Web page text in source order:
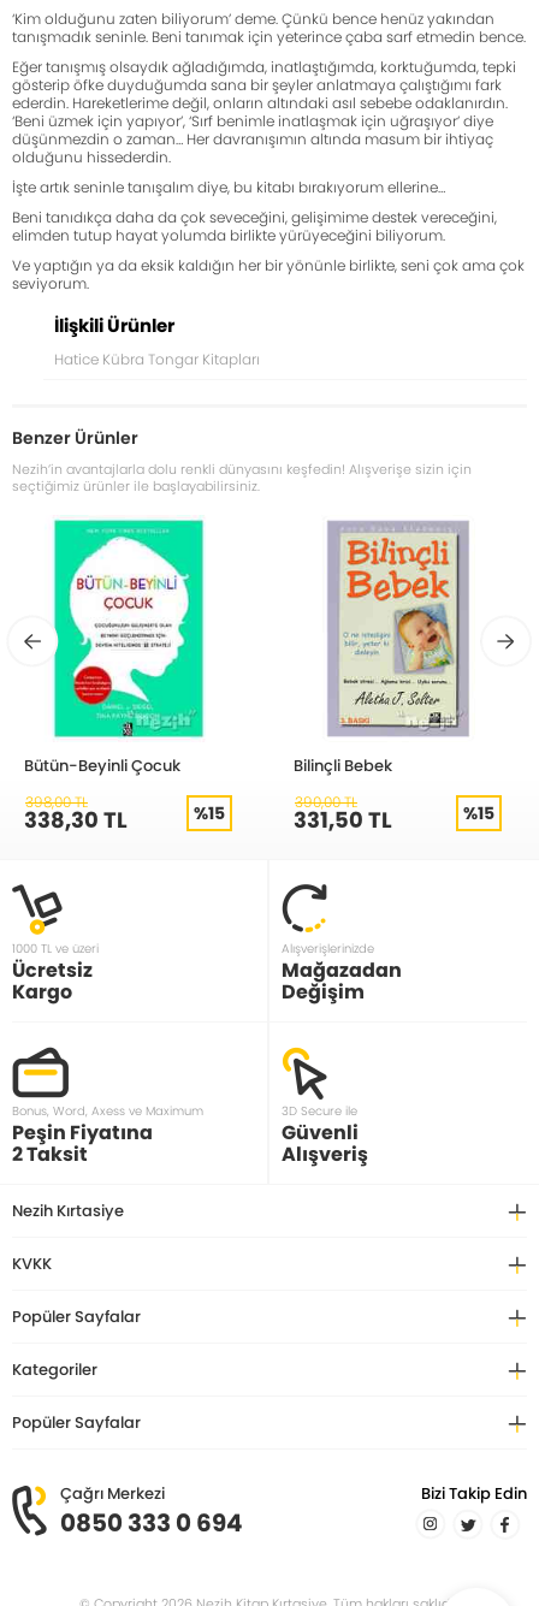
‘Kim olduğunu zaten biliyorum’ deme. Çünkü bence henüz yakından
tanışmadık seninle. Beni tanımak için yeterince çaba sarf etmedin bence.
Eğer tanışmış olsaydık ağladığımda, inatlaştığımda, korktuğumda, tepki
gösterip öfke duyduğumda sana bir şeyler anlatmaya çalıştığımı fark
ederdin. Hareketlerime değil, onların altındaki asıl sebebe odaklanırdın.
‘Beni üzmek için yapıyor’, ‘Sırf benimle inatlaşmak için uğraşıyor’ diye
düşünmezdin o zaman… Her davranışımın altında masum bir ihtiyaç
olduğunu hissederdin.
İşte artık seninle tanışalım diye, bu kitabı bırakıyorum ellerine…
Beni tanıdıkça daha da çok seveceğini, gelişimime destek vereceğini,
elimden tutup hayat yolumda birlikte yürüyeceğini biliyorum.
Ve yaptığın ya da eksik kaldığın her bir yönünle birlikte, seni çok ama çok
seviyorum.
İlişkili Ürünler
Hatice Kübra Tongar Kitapları
Benzer Ürünler
Nezih’in avantajlarla dolu renkli dünyasını keşfedin! Alışverişe sizin için
seçtiğimiz ürünler ile başlayabilirsiniz.
Bütün-Beyinli Çocuk
398,00 TL
338,30 TL %15
Bilinçli Bebek
390,00 TL
331,50 TL %15
1000 TL ve üzeri
Ücretsiz
Kargo
Alışverişlerinizde
Mağazadan
Değişim
Bonus, Word, Axess ve Maximum
Peşin Fiyatına
2 Taksit
3D Secure ile
Güvenli
Alışveriş
Nezih Kırtasiye
KVKK
Popüler Sayfalar
Kategoriler
Popüler Sayfalar
Çağrı Merkezi
0850 333 0 694
Bizi Takip Edin